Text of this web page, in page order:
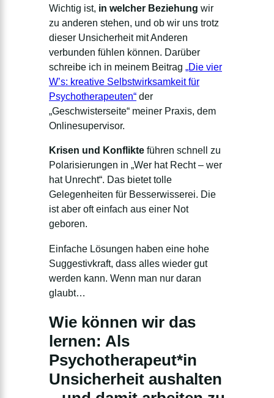
Wichtig ist, in welcher Beziehung wir
zu anderen stehen, und ob wir uns trotz
dieser Unsicherheit mit Anderen
verbunden fühlen können. Darüber
schreibe ich in meinem Beitrag „Die vier
W’s: kreative Selbstwirksamkeit für
Psychotherapeuten“ der
„Geschwisterseite“ meiner Praxis, dem
Onlinesupervisor.
Krisen und Konflikte führen schnell zu
Polarisierungen in „Wer hat Recht – wer
hat Unrecht“. Das bietet tolle
Gelegenheiten für Besserwisserei. Die
ist aber oft einfach aus einer Not
geboren.
Einfache Lösungen haben eine hohe
Suggestivkraft, dass alles wieder gut
werden kann. Wenn man nur daran
glaubt…
Wie können wir das
lernen: Als
Psychotherapeut*in
Unsicherheit aushalten